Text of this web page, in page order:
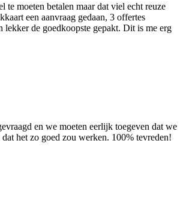
te moeten betalen maar dat viel echt reuze
een aanvraag gedaan, 3 offertes
lekker de goedkoopste gepakt. Dit is me erg
en we moeten eerlijk toegeven dat we
het zo goed zou werken. 100% tevreden!